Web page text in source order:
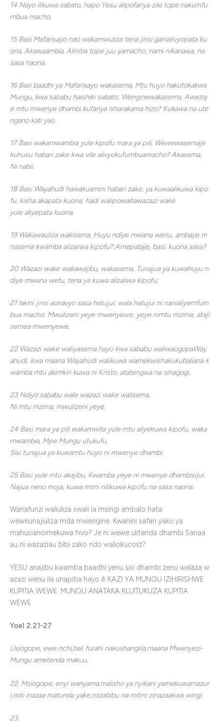
14 Nayo ilikuwa sabato, hapo Yesu alipofanya zile tope nakumfu
mbua macho.
15 Basi Mafarisayo nao wakamwuliza tena jinsi ganialivyopata ku
ona. Akawaambia, Alinitia tope juu yamacho, nami nikanawa, na
sasa naona.
16 Basi baadhi ya Mafarisayo wakasema, Mtu huyo hakutokakwa
Mungu, kwa sababu haishiki sabato. Wenginewakasema, Awezaj
e mtu mwenye dhambi kufanya isharakama hizo? Kukawa na ute
ngano kati yao.
17 Basi wakamwambia yule kipofu mara ya pili, Wewewasemaje
kuhusu habari zake kwa vile alivyokufumbuamacho? Akasema,
Ni nabii.
18 Basi Wayahudi hawakuamini habari zake, ya kuwaalikuwa kipo
fu, kisha akapata kuona; hadi walipowaitawazazi wake
yule aliyepata kuona.
19 Wakawauliza wakisema, Huyu ndiye mwana wenu, ambaye m
nasema kwamba alizaliwa kipofu? Amepataje, basi, kuona sasa?
20 Wazazi wake wakawajibu, wakasema, Tunajua ya kuwahuyu n
diye mwana wetu, tena ya kuwa alizaliwa kipofu;
21 lakini jinsi aonavyo sasa hatujui; wala hatujui ni nanialiyemfum
bua macho. Mwulizeni yeye mwenyewe; yeye nimtu mzima; ataji
semea mwenyewe.
22 Wazazi wake waliyasema hayo kwa sababu waliwaogopaWay
ahudi; kwa maana Wayahudi walikuwa wamekwishakukubaliana k
wamba mtu akimkiri kuwa ni Kristo, atatengwa na sinagogi.
23 Ndiyo sababu wale wazazi wake walisema,
Ni mtu mzima, mwulizeni yeye.
24 Basi mara ya pili wakamwita yule mtu aliyekuwa kipofu, waka
mwambia, Mpe Mungu utukufu.
Sisi tunajua ya kuwamtu huyo ni mwenye dhambi.
25 Basi yule mtu akajibu, Kwamba yeye ni mwenye dhambisijui.
Najua neno moja, kuwa mimi nilikuwa kipofu na sasa naona.
Wanafunzi waliuliza swali la msingi ambalo hata
weweunajiuliza mda mwengine. Kwanini safari yako ya
mahusianoimekuwa hivo? Je ni wewe ulitenda dhambi Sanaa
au ni wazaziau bibi zako ndo waliokucost?
YESU anajibu kwamba baadhi yenu sio dhambi zenu walaza w
azazi wenu ila unapitia hayo ili KAZI YA MUNGU IZIHIRISHWE
KUPITIA WEWE. MUNGU ANATAKA KUJITUKUZA KUPITIA
WEWE
Yoel 2:21-27
Usiogope, ewe nchi,bali furahi nakushangilia,maana Mwenyezi-
Mungu ametenda makuu.
22. Msiogope, enyi wanyama.malisho ya nyikani yamekuwamazur
i,miti inazaa matunda yake,mizabibu na mitini zinazaakwa wingi.
23.